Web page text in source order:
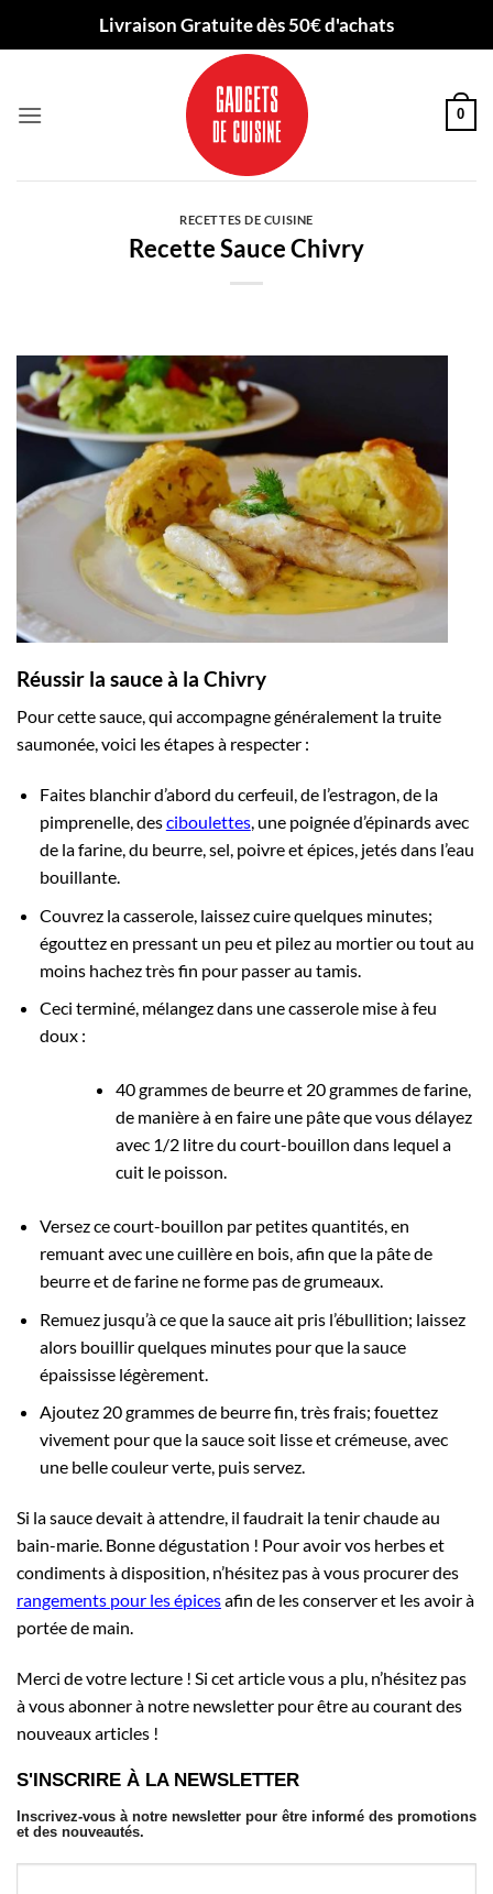
Livraison Gratuite dès 50€ d'achats
0
RECETTES DE CUISINE
Recette Sauce Chivry
Réussir la sauce à la Chivry
Pour cette sauce, qui accompagne généralement la truite
saumonée, voici les étapes à respecter :
Faites blanchir d’abord du cerfeuil, de l’estragon, de la
pimprenelle, desciboulettes, une poignée d’épinards avec
de la farine, du beurre, sel, poivre et épices, jetés dans l’eau
bouillante.
Couvrez la casserole, laissez cuire quelques minutes;
égouttez en pressant un peu et pilez au mortier ou tout au
moins hachez très fin pour passer au tamis.
Ceci terminé, mélangez dans une casserole mise à feu
doux :
40 grammes de beurre et 20 grammes de farine,
de manière à en faire une pâte que vous délayez
avec 1/2 litre du court-bouillon dans lequel a
cuit le poisson.
Versez ce court-bouillon par petites quantités, en
remuant avec une cuillère en bois, afin que la pâte de
beurre et de farine ne forme pas de grumeaux.
Remuez jusqu’à ce que la sauce ait pris l’ébullition; laissez
alors bouillir quelques minutes pour que la sauce
épaississe légèrement.
Ajoutez 20 grammes de beurre fin, très frais; fouettez
vivement pour que la sauce soit lisse et crémeuse, avec
une belle couleur verte, puis servez.
Si la sauce devait à attendre, il faudrait la tenir chaude au
bain-marie. Bonne dégustation ! Pour avoir vos herbes et
condiments à disposition, n’hésitez pas à vous procurer des
rangements pour les épicesafin de les conserver et les avoir à
portée de main.
Merci de votre lecture ! Si cet article vous a plu, n’hésitez pas
à vous abonner à notre newsletter pour être au courant des
nouveaux articles !
S'INSCRIRE À LA NEWSLETTER
Inscrivez-vous à notre newsletter pour être informé des promotions
et des nouveautés.